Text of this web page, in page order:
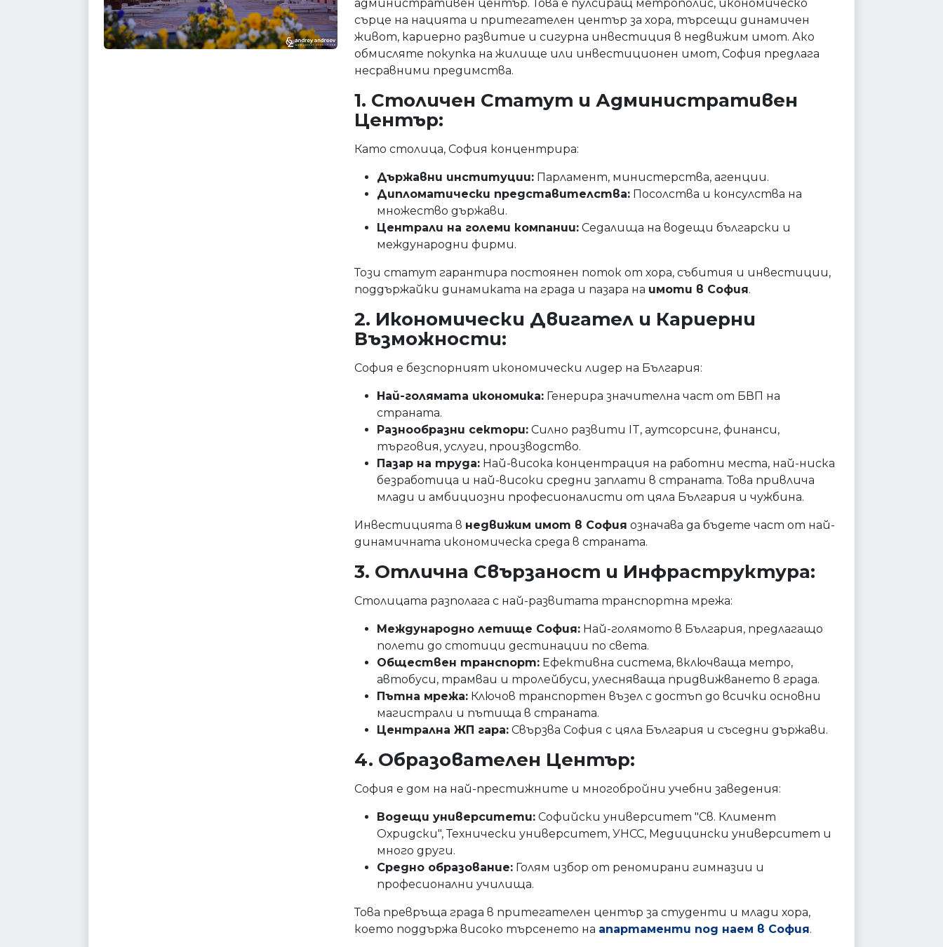
административен център. Това е пулсиращ метрополис, икономическо
сърце на нацията и притегателен център за хора, търсещи динамичен
живот, кариерно развитие и сигурна инвестиция в недвижим имот. Ако
обмисляте покупка на жилище или инвестиционен имот, София предлага
несравними предимства.
1. Столичен Статут и Административен
Център:
Като столица, София концентрира:
Държавни институции: Парламент, министерства, агенции.
Дипломатически представителства: Посолства и консулства на
множество държави.
Централи на големи компании: Седалища на водещи български и
международни фирми.
Този статут гарантира постоянен поток от хора, събития и инвестиции,
поддържайки динамиката на града и пазара на имоти в София.
2. Икономически Двигател и Кариерни
Възможности:
София е безспорният икономически лидер на България:
Най-голямата икономика: Генерира значителна част от БВП на
страната.
Разнообразни сектори: Силно развити IT, аутсорсинг, финанси,
търговия, услуги, производство.
Пазар на труда: Най-висока концентрация на работни места, най-ниска
безработица и най-високи средни заплати в страната. Това привлича
млади и амбициозни професионалисти от цяла България и чужбина.
Инвестицията в недвижим имот в София означава да бъдете част от най-
динамичната икономическа среда в страната.
3. Отлична Свързаност и Инфраструктура:
Столицата разполага с най-развитата транспортна мрежа:
Международно летище София: Най-голямото в България, предлагащо
полети до стотици дестинации по света.
Обществен транспорт: Ефективна система, включваща метро,
автобуси, трамваи и тролейбуси, улесняваща придвижването в града.
Пътна мрежа: Ключов транспортен възел с достъп до всички основни
магистрали и пътища в страната.
Централна ЖП гара: Свързва София с цяла България и съседни държави.
4. Образователен Център:
София е дом на най-престижните и многобройни учебни заведения:
Водещи университети: Софийски университет "Св. Климент
Охридски", Технически университет, УНСС, Медицински университет и
много други.
Средно образование: Голям избор от реномирани гимназии и
професионални училища.
Това превръща града в притегателен център за студенти и млади хора,
което поддържа високо търсенето на апартаменти под наем в София.